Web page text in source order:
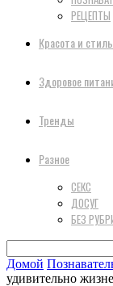
РЕЦЕПТЫ
Красота и стиль
Здоровое
Тренды
Разное
СЕКС
ДОСУГ
БЕЗ
Домой
удивительно